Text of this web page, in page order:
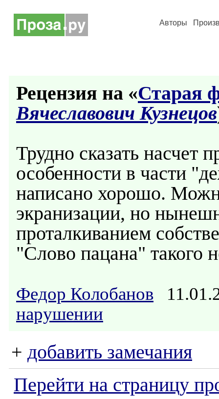
Авторы
Рецензия на «Старая
Вячеславович Кузнецов
Трудно сказать насчет
особенности в части
написано хорошо.
экранизации, но
проталкиванием
"Слово пацана" такого
Федор Колобанов
нарушении
+ добавить замечания
Перейти на страницу